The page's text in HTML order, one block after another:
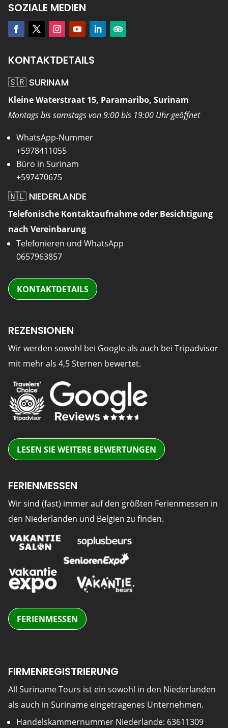
SOZIALE MEDIEN
KONTAKTDETAILS
🇸🇷 SURINAM
Kleine Waterstraat 15, Paramaribo, Surinam
Montags bis samstags von 9:00 bis 19:00 Uhr geöffnet
WhatsApp-Nummer
+5978411055
Büro in Surinam
+597470675
🇳🇱 NIEDERLANDE
Telefonische Kontaktaufnahme oder Besichtigung
nach Vereinbarung
Telefonieren und WhatsApp
0657963857
KONTAKTDETAILS
REZENSIONEN
Wir werden sowohl bei Google als auch bei Tripadvisor
mit mehr als 4,5 Sternen bewertet.
LESEN SIE WEITERE BEWERTUNGEN
FERIENMESSEN
Wir sind (fast) immer auf den größten Ferienmessen in
den Niederlanden und Belgien zu finden.
FERIENMESSEN
FIRMENREGISTRIERUNG
All Suriname Tours ist ein sowohl in den Niederlanden
als auch in Suriname eingetragenes Unternehmen.
Handelskammernummer Niederlande: 63611309